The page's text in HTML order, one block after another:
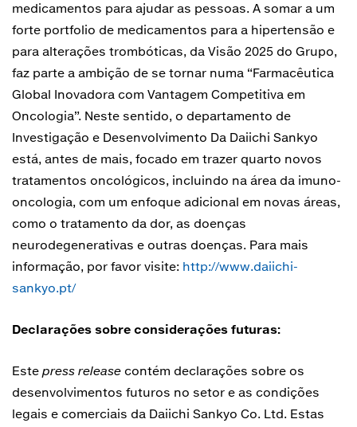
medicamentos para ajudar as pessoas. A somar a um
forte portfolio de medicamentos para a hipertensão e
para alterações trombóticas, da Visão 2025 do Grupo,
faz parte a ambição de se tornar numa “Farmacêutica
Global Inovadora com Vantagem Competitiva em
Oncologia”. Neste sentido, o departamento de
Investigação e Desenvolvimento Da Daiichi Sankyo
está, antes de mais, focado em trazer quarto novos
tratamentos oncológicos, incluindo na área da imuno-
oncologia, com um enfoque adicional em novas áreas,
como o tratamento da dor, as doenças
neurodegenerativas e outras doenças. Para mais
informação, por favor visite: http://www.daiichi-
sankyo.pt/
Declarações sobre considerações futuras:
Este press release contém declarações sobre os
desenvolvimentos futuros no setor e as condições
legais e comerciais da Daiichi Sankyo Co. Ltd. Estas